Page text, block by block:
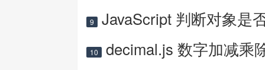
9 JavaScript 判断对象是
10 decimal.js 数字加减乘